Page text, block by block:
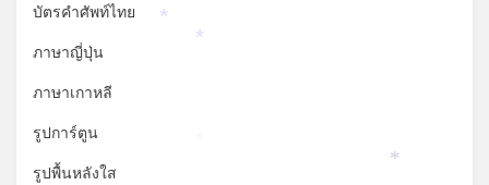
บัตรคำศัพท์ไทย
ภาษาญี่ปุ่น
ภาษาเกาหลี
รูปการ์ตูน
รูปพื้นหลังใส
*